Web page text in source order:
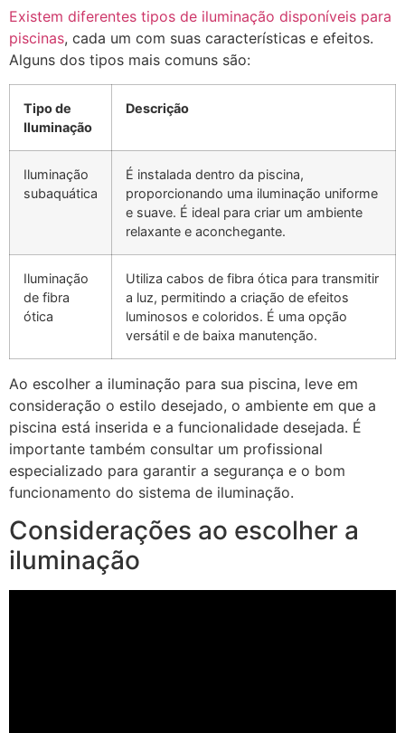
Existem diferentes tipos de iluminação disponíveis para
piscinas, cada um com suas características e efeitos.
Alguns dos tipos mais comuns são:
Tipo de
Iluminação
Descrição
Iluminação
subaquática
É instalada dentro da piscina,
proporcionando uma iluminação uniforme
e suave. É ideal para criar um ambiente
relaxante e aconchegante.
Iluminação
de fibra
ótica
Utiliza cabos de fibra ótica para transmitir
a luz, permitindo a criação de efeitos
luminosos e coloridos. É uma opção
versátil e de baixa manutenção.
Ao escolher a iluminação para sua piscina, leve em
consideração o estilo desejado, o ambiente em que a
piscina está inserida e a funcionalidade desejada. É
importante também consultar um profissional
especializado para garantir a segurança e o bom
funcionamento do sistema de iluminação.
Considerações ao escolher a
iluminação